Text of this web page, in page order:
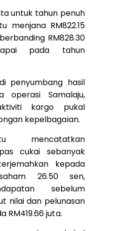
untuk tahun penuh
menjana RM822.15
RM828.30
pada tahun
penyumbang hasil
operasi Samalaju,
kargo pukal
kepelbagaian.
mencatatkan
cukai sebanyak
kepada
26.50 sen,
sebelum
nilai dan pelunasan
RM419.66 juta.